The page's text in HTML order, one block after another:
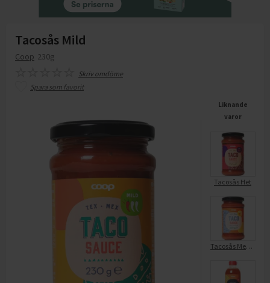
Tacosås Mild
Coop 230g
Skriv omdöme
Spara som favorit
Liknande
varor
Tacosås Het
Tacosås Medium